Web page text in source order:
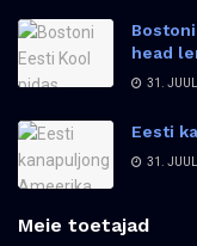
head
31.
Eesti
31.
Meie toetajad